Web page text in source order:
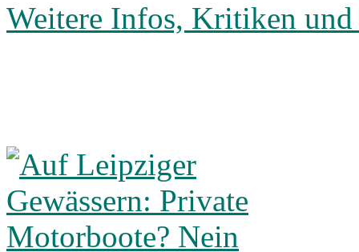
Weitere Infos, Kritiken